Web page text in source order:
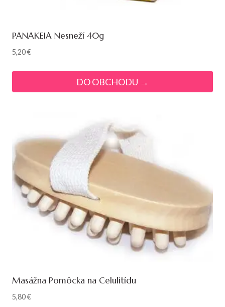
PANAKEIA Nesneží 40g
5,20€
DO OBCHODU →
Masážna Pomôcka na Celulitídu
5,80€